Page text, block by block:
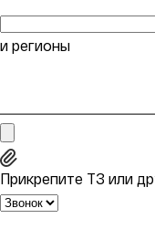
и регионы
Прикрепите ТЗ или